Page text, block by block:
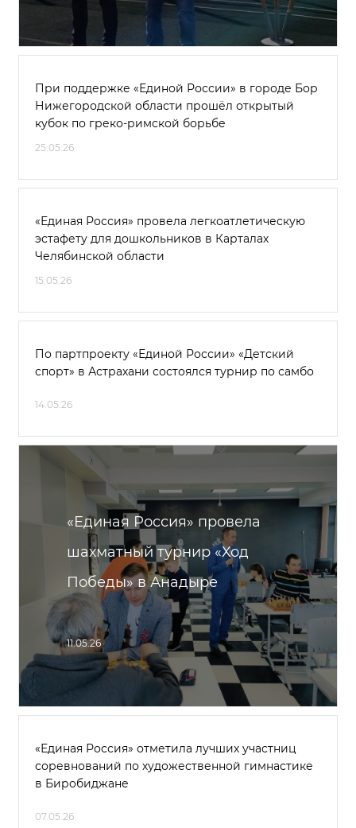
При поддержке «Единой России» в городе Бор
Нижегородской области прошёл открытый
кубок по греко-римской борьбе
25.05.26
«Единая Россия» провела легкоатлетическую
эстафету для дошкольников в Карталах
Челябинской области
15.05.26
По партпроекту «Единой России» «Детский
спорт» в Астрахани состоялся турнир по самбо
14.05.26
«Единая Россия» провела
шахматный турнир «Ход
Победы» в Анадыре
11.05.26
«Единая Россия» отметила лучших участниц
соревнований по художественной гимнастике
в Биробиджане
07.05.26